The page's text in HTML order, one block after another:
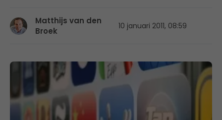
Matthijs van den
Broek
10 januari 2011, 08:59